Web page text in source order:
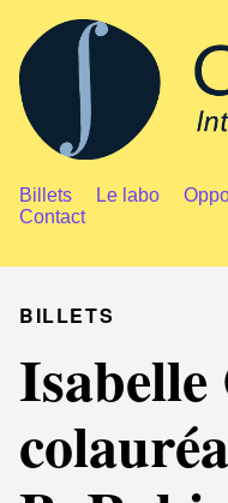
Billets Le labo
Contact
BILLETS